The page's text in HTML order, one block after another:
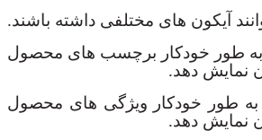
آیکون های مختلفی داشته باشند.
به طور خودکار برچسب های محصول
نمایش دهد.
به طور خودکار ویژگی های محصول
نمایش دهد.